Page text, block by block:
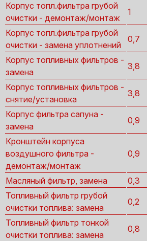
Корпус топл.фильтра грубой
очистки - демонтаж/монтаж
1
Корпус топл.фильтра грубой
очистки - замена уплотнений
0,7
Корпус топливных фильтров -
замена
3,8
Корпус топливных фильтров -
снятие/установка
3,8
Корпус фильтра сапуна -
замена
0,9
Кронштейн корпуса
воздушного фильтра -
демонтаж/монтаж
0,9
Масляный фильтр, замена 0,3
Топливный фильтр грубой
очистки топлива: замена
0,2
Топливный фильтр тонкой
очистки топлива: замена
0,8